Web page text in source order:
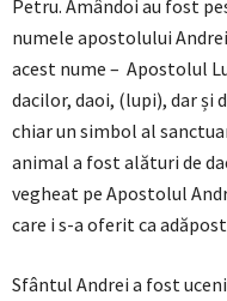
Petru. Amândoi au fost
numele apostolului
acest nume – Apostolul
dacilor, daoi, (lupi), dar și
chiar un simbol al
animal a fost alături de
vegheat pe Apostolul
care i s-a oferit ca
Sfântul Andrei a fost